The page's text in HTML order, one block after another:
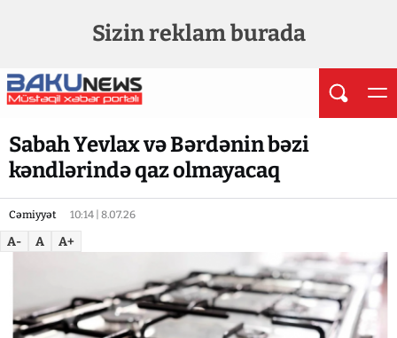
Sizin reklam burada
Sabah Yevlax və Bərdənin bəzi
kəndlərində qaz olmayacaq
Cəmiyyət 10:14 | 8.07.26
A- A A+